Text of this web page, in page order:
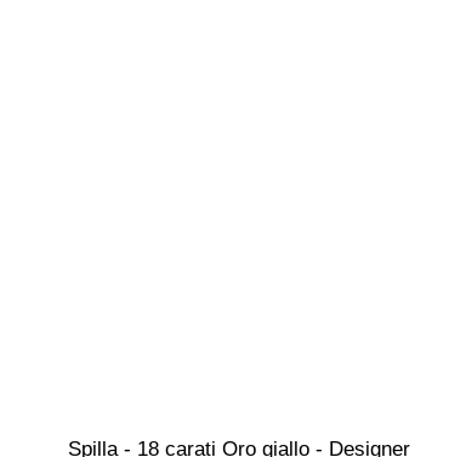
Spilla - 18 carati Oro giallo - Designer